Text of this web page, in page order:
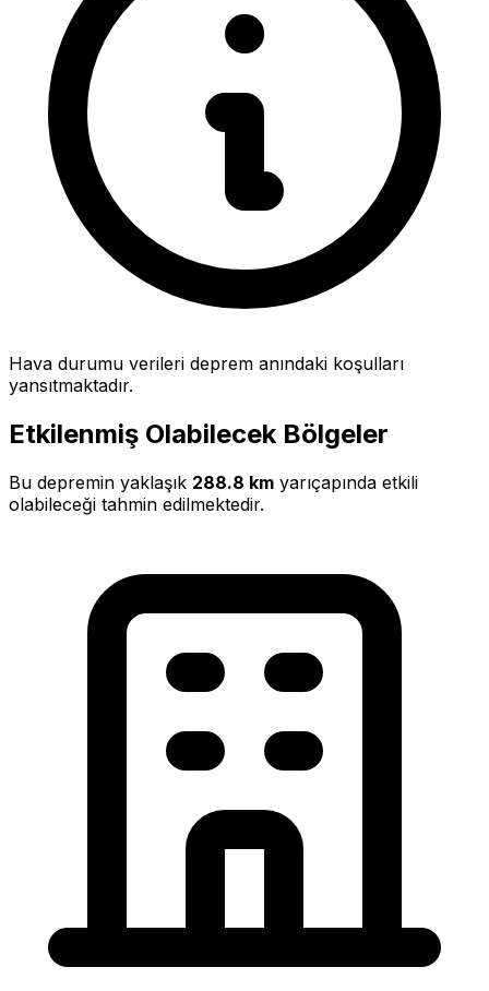
Hava durumu verileri deprem anındaki koşulları
yansıtmaktadır.
Etkilenmiş Olabilecek Bölgeler
Bu depremin yaklaşık 288.8 km yarıçapında etkili
olabileceği tahmin edilmektedir.